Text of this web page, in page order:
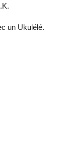
un Ukulélé.